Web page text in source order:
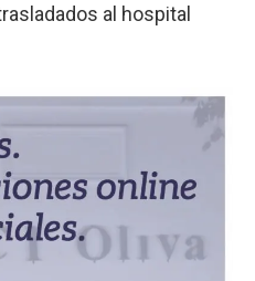
al hospital